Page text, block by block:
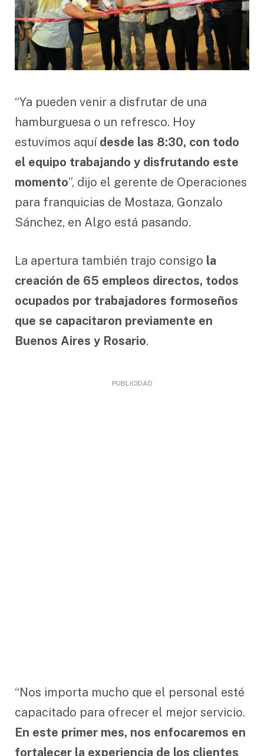
“Ya pueden venir a disfrutar de una
hamburguesa o un refresco. Hoy
estuvimos aquí desde las 8:30, con todo
el equipo trabajando y disfrutando este
momento”, dijo el gerente de Operaciones
para franquicias de Mostaza, Gonzalo
Sánchez, en Algo está pasando.
La apertura también trajo consigo la
creación de 65 empleos directos, todos
ocupados por trabajadores formoseños
que se capacitaron previamente en
Buenos Aires y Rosario.
PUBLICIDAD
“Nos importa mucho que el personal esté
capacitado para ofrecer el mejor servicio.
En este primer mes, nos enfocaremos en
fortalecer la experiencia de los clientes